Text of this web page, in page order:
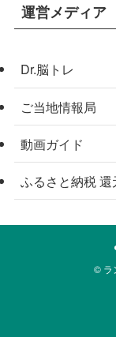
運営メディア
Dr.脳トレ
ご当地情報局
動画ガイド
ふるさと納税 還
© ラ